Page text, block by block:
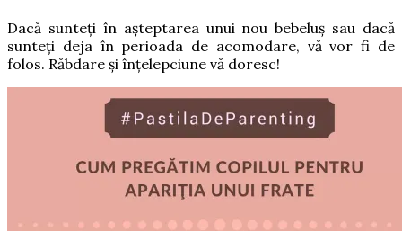
Dacă sunteți în așteptarea unui nou bebeluș sau dacă
sunteți deja în perioada de acomodare, vă vor fi de
folos. Răbdare și înțelepciune vă doresc!